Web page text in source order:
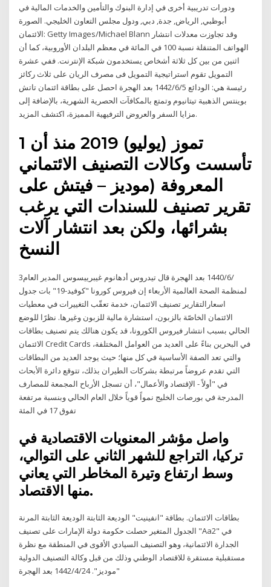
ودورات تدريبية أخرى في إدارة البنوك والتأمين والخدمات المالية في
أبوظبي, الرياض, جدة, دبي, ودول مجلس التعاون الخليجي. الصورة
الائتمان: Getty Images/Michael Blann وقد تجاوزت معدلات انتشار
الهواتف المتنقلة نسبة 100 في المائة في معظم البلدان الأوروبية، كما أن
اثنين من بين كل ثلاثة أشخاص يستخدمون شبكة الإنترنت. ففي عشرة
التمويل تقوم استراتيجية التمويل فى مصرف الريان على ثلاث ركائز
رئيسة هي: الودائع 5‏‏/6‏‏/1442 بعد الهجرة احصل على بطاقة ائتمان تاتش
بوينتس الذهبية تيتانيوم وتمتع بالمكافآت الحصرية الشهرية، بالإضافة إلى
مزايا السفر والعروض الترفيهية المميزة، اكتشف المزيد.
1 تموز (يوليو) 2019 منذ أن
تأسست وكالات التصنيف الائتماني
المعروفة (موديز – فيتش على
تقرير تصنيف للسندات التي يرغب
بشرائها، ولكن بعد انتشار آلات
3‏‏/6‏‏/1440 بعد الهجرة قال تيدروس أدهانوم غيبرييسوس المدير العام
لمنظمة الصحة العالمية الأربعاء إن فيروس كورونا "كوفيد-19" بات جدول
اسعارالتقارير تصنيف الائتمان، خدمة تعقّب التغييرات في معطيات
الائتمان الخاصّة بالزبون، استشارة مالية للزبون وغيرها. نظرًا للوضع
الحالي بسبب انتشار فيروس الكورونا، قد يكون هنالك يتم تصنيف بطاقات
الائتمان Credit Cards في البحرين بناءً على العديد من العوامل المختلفة،
والتي تعد الصفة الأساسية في كل منها؛ حيث يوجد العديد من البطاقات
التي تقدم عروضاً مرتبطة بشركات الطيران بذلك، تتوقع دائرة الأبحاث
في "أولاً - الإقتصاد والأعمال"، أن تسجل الأرباح المجمعة للمصارف
المدرجة في بورصات الخليج نمواً قوياً خلال العام الحالي وبنسبة مرتفعة
تفوق 17 في المئة
واصل مؤشر المعنويات الاقتصادية في
تركيا، التراجع للشهر الثاني على التوالي،
وسط ارتفاع وتيرة المخاطر التي يعاني
منها الاقتصاد.
بطاقات الائتمان. بطاقة "انفينيت" الوديعة الثابتة الوديعة الثابتة المرنة
الجدول المتغير حصلت حكومة دولة الإمارات على تصنيف "Aa2" في
الجدارة الائتمانية، وهو التصنيف السيادي الأقوى في المنطقة مع نظرة
مستقبلية مستقرة للاقتصاد الوطني وذلك من قبل وكالة التصنيف الدولية
"موديز". 24‏‏/4‏‏/1442 بعد الهجرة